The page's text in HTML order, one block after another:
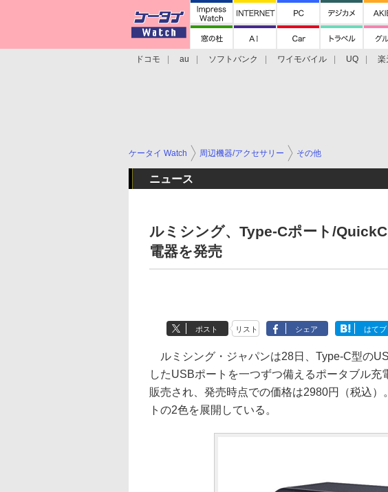
ドコモ au ソフトバンク ワイモバイル UQ 楽
ケータイ Watch 周辺機器/アクセサリー その他
ニュース
ルミシング、Type-Cポート/
電器を発売
ポスト リスト シェア はてブ
ルミシング・ジャパンは28日、Type-C型の
したUSBポートを一つずつ備えるポータブル充
販売され、発売時点での価格は2980円（税込
トの2色を展開している。